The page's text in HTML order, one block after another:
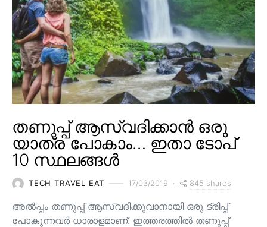
തണുപ്പ് ആസ്വദിക്കാൻ ഒരു
യാത്ര പോകാം… ഇതാ ടോപ്
10 സ്ഥലങ്ങൾ
TECH TRAVEL EAT 17/03/2019 845 shares
അൽപ്പം തണുപ്പ് ആസ്വദിക്കുവാനായി ഒരു ട്രിപ്പ്
പോകുന്നവർ ധാരാളമാണ്. ഇത്തരത്തിൽ തണുപ്പ്